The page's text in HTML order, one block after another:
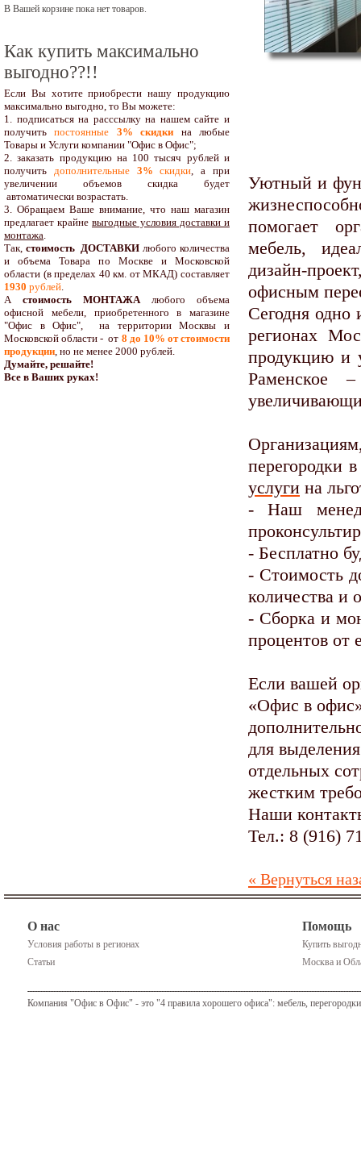
Уютный и
помогает
мебель,
дизайн-
офисным
Сегодня
регионах
продукцию и
Раменское
перегородки
услуги на
- Наш
- Бесплатно
- Стоимость
количества и
- Сборка и
процентов от
Если вашей
«Офис в
для
отдельных
жестким
Наши
Тел.: 8 (916)
« Вернуться
В Вашей корзине пока нет товаров.
Как купить максимально
выгодно??!!
Если Вы хотите приобрести нашу продукцию
максимально выгодно, то Вы можете:
1. подписаться на расссылку на нашем сайте и
получитьпостоянные 3% скидки на любые
Товары и Услуги компании "Офис в Офис";
2. заказать продукцию на 100 тысяч рублей и
получить дополнительные3% скидки, а при
увеличении объемов скидка будет
автоматически возрастать.
3. Обращаем Ваше внимание, что наш магазин
предлагает крайне выгодные условия доставки и
монтажа.
Так, стоимость ДОСТАВКИлюбого количества
и объема Товара по Москве и Московской
области (в пределах 40 км. от МКАД) составляет
1930 рублей.
А стоимость МОНТАЖАлюбого объема
офисной мебели, приобретенного в магазине
"Офис в Офис", на территории Москвы и
Московской области - от 8 до 10% от стоимости
продукции, но не менее 2000 рублей.
Думайте, решайте!
Все в Ваших руках!
О нас
Условия работы в регионах
Статьи
Помощь
Купить
Москва и
Компания "Офис в Офис" - это "4 правила хорошего офиса": мебель,